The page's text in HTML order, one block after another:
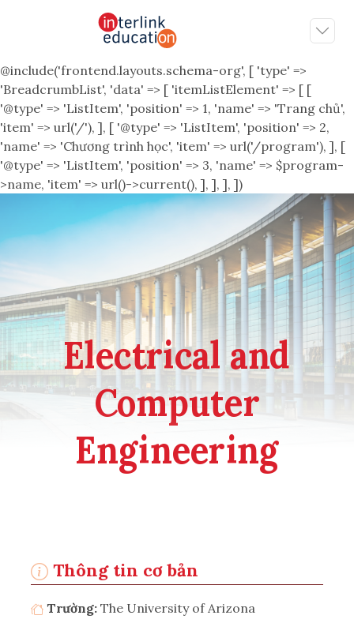
@include('frontend.layouts.schema-org', [ 'type' =>
'BreadcrumbList', 'data' => [ 'itemListElement' => [ [
'@type' => 'ListItem', 'position' => 1, 'name' => 'Trang chủ',
'item' => url('/'), ], [ '@type' => 'ListItem', 'position' => 2,
'name' => 'Chương trình học', 'item' => url('/program'), ], [
'@type' => 'ListItem', 'position' => 3, 'name' => $program-
>name, 'item' => url()->current(), ], ], ], ])
Electrical and
Computer
Engineering
Thông tin cơ bản
Trường: The University of Arizona